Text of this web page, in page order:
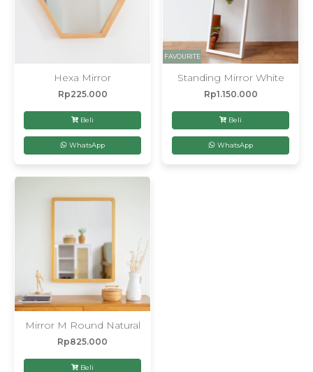
Hexa Mirror
Rp225.000
Beli
WhatsApp
FAVOURITE
Standing Mirror White
Rp1.150.000
Beli
WhatsApp
Mirror M Round Natural
Rp825.000
Beli